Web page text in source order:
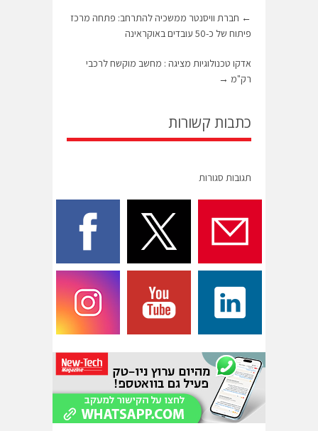
← חברת וויסנטר ממשכיה להתרחב: פתחה מרכז
פיתוח של כ-50 עובדים באוקראינה
אדקו טכנולוגיות מציגה : מחשב מוקשח לרכבי
רק"מ →
כתבות קשורות
תגובות סגורות